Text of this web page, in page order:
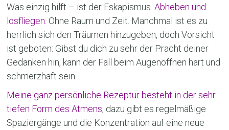
Was einzig hilft – ist der Eskapismus.Abheben und
losfliegen. Ohne Raum und Zeit. Manchmal ist es zu
herrlich sich den Träumen hinzugeben, doch Vorsicht
ist geboten: Gibst du dich zu sehr der Pracht deiner
Gedanken hin, kann der Fall beim Augenöffnen hart und
schmerzhaft sein.
Meine ganz persönliche Rezeptur besteht in der sehr
tiefen Form des Atmens, dazu gibt es regelmäßige
Spaziergänge und die Konzentration auf eine neue